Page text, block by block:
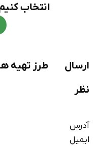
انتخاب
طرز تهیه
ارسال
نظر
آدرس
ایمیل